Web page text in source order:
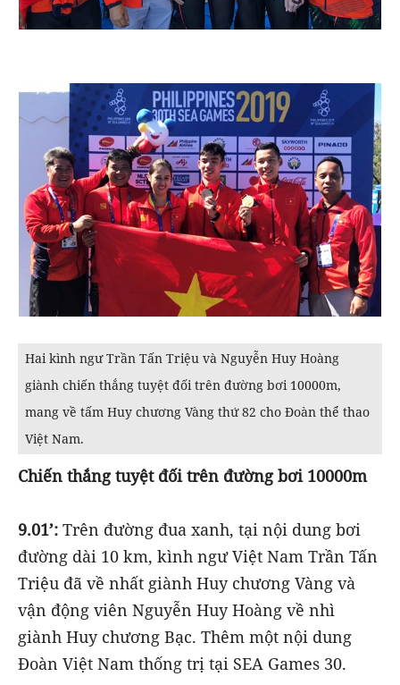
Hai kình ngư Trần Tấn Triệu và Nguyễn Huy Hoàng
giành chiến thắng tuyệt đối trên đường bơi 10000m,
mang về tấm Huy chương Vàng thứ 82 cho Đoàn thể thao
Việt Nam.
Chiến thắng tuyệt đối trên đường bơi 10000m
9.01’: Trên đường đua xanh, tại nội dung bơi
đường dài 10 km, kình ngư Việt Nam Trần Tấn
Triệu đã về nhất giành Huy chương Vàng và
vận động viên Nguyễn Huy Hoàng về nhì
giành Huy chương Bạc. Thêm một nội dung
Đoàn Việt Nam thống trị tại SEA Games 30.